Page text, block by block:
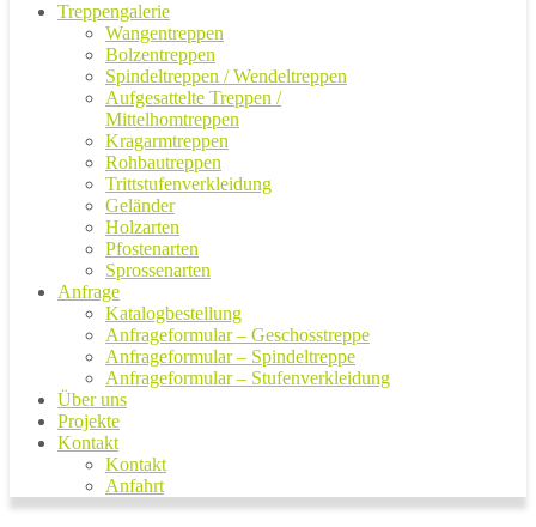
Treppengalerie
Wangentreppen
Bolzentreppen
Spindeltreppen / Wendeltreppen
Aufgesattelte Treppen /
Mittelhomtreppen
Kragarmtreppen
Rohbautreppen
Trittstufenverkleidung
Geländer
Holzarten
Pfostenarten
Sprossenarten
Anfrage
Katalogbestellung
Anfrageformular – Geschosstreppe
Anfrageformular – Spindeltreppe
Anfrageformular – Stufenverkleidung
Über uns
Projekte
Kontakt
Kontakt
Anfahrt